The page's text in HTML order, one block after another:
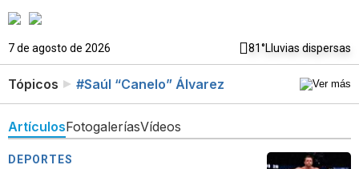
7 de agosto de 2026 81°Lluvias dispersas
Tópicos #Saúl “Canelo” Álvarez
ArtículosFotogaleríasVídeos
DEPORTES